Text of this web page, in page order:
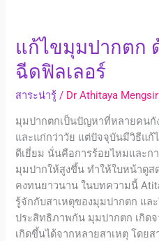
แก้ไขมุมปากตก
ฉีดฟิลเลอร์
สาระน่ารู้ / Dr Athitaya
มุมปากตกเป็นปัญหาที่หลายคนกั
และแก่กว่าวัย แต่ปัจจุบันมีวิธีแ
ดีเยี่ยม นั่นคือการร้อยไหมและก
มุมปากให้สูงขึ้น ทำให้ใบหน้าดูส
คงทนยาวนาน ในบทความนี้
รู้จักกับสาเหตุของมุมปากตก แล
ประสิทธิภาพกัน มุมปากตก เกิด
เกิดขึ้นได้จากหลายสาเหตุ โดย
แก้ไข
มุม
ปาก
ตก
วิธี
ร้อย
ไหม
ฉีด
ฟิล
เลอ
ร์